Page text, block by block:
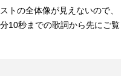
トの全体像が見えないので、
10秒までの歌詞から先にご覧